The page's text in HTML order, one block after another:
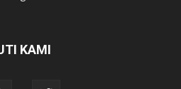
KAMI